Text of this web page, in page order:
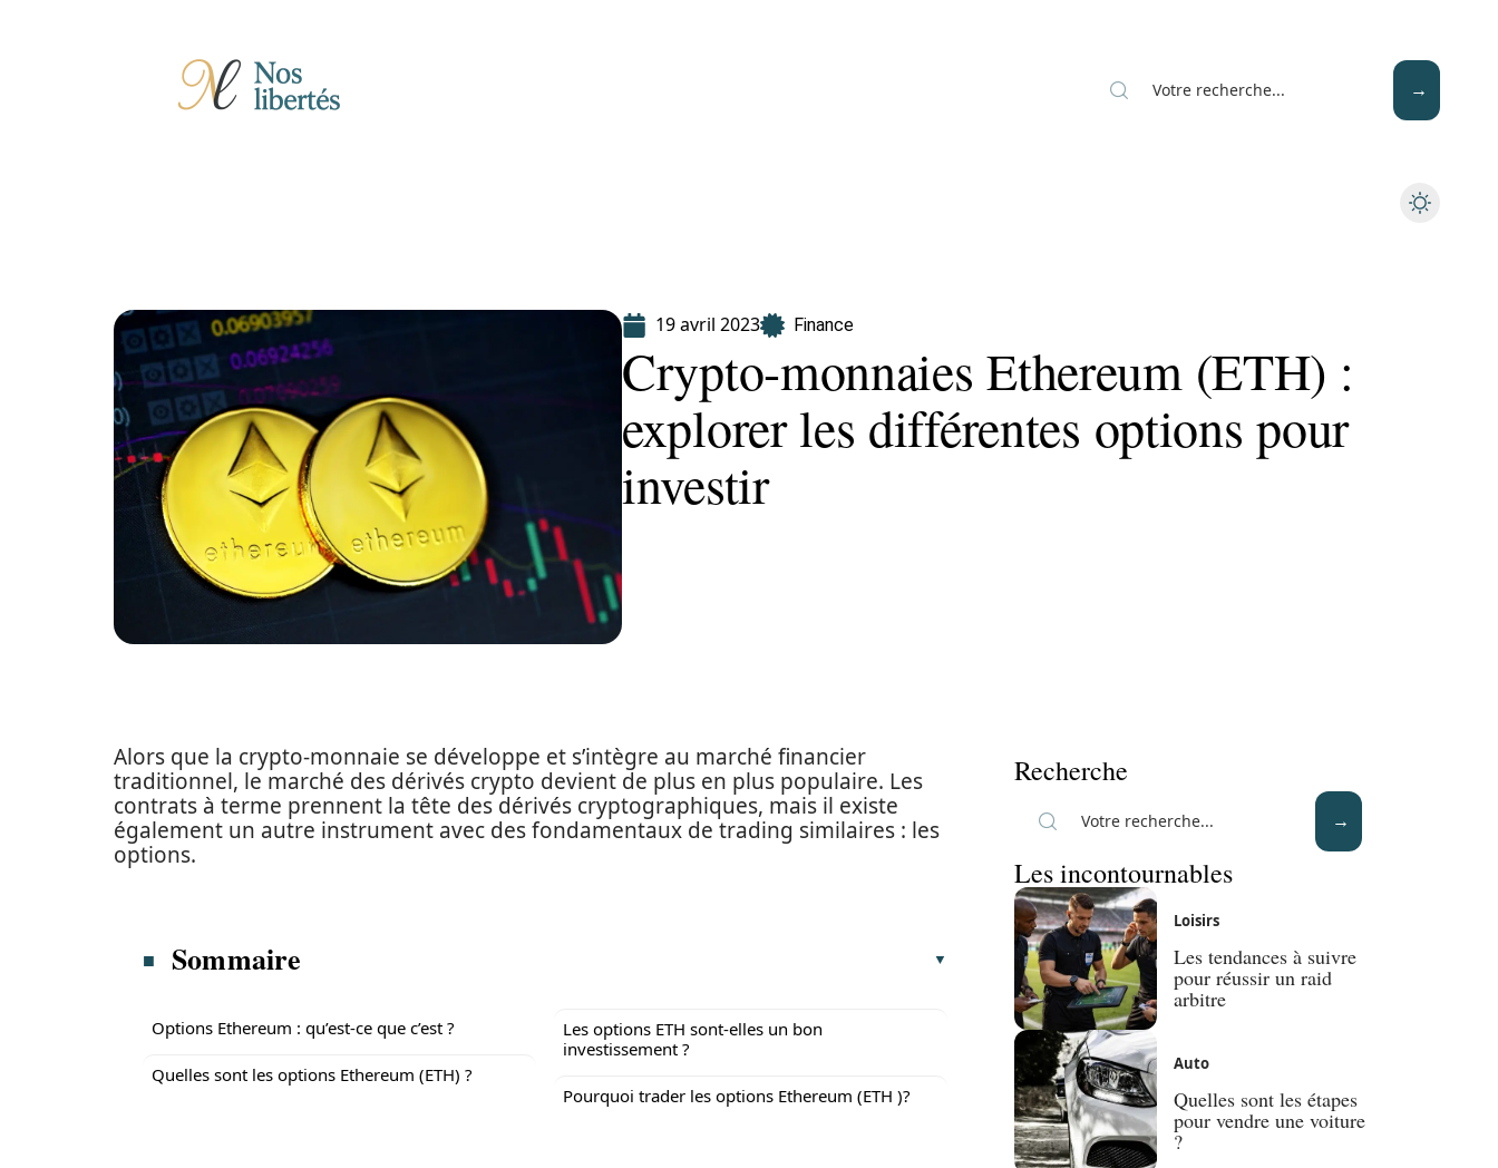
19 avril 2023 Finance
Crypto-monnaies Ethereum (ETH) :
explorer les différentes options pour
investir
Alors que la crypto-monnaie se développe et s’intègre au marché financier
traditionnel, le marché des dérivés crypto devient de plus en plus populaire. Les
contrats à terme prennent la tête des dérivés cryptographiques, mais il existe
également un autre instrument avec des fondamentaux de trading similaires : les
options.
Sommaire
Options Ethereum : qu’est-ce que c’est ?
Quelles sont les options Ethereum (ETH) ?
Les options ETH sont-elles un bon
investissement ?
Pourquoi trader les options Ethereum (ETH )?
Recherche
Les incontournables
Loisirs
Les tendances à suivre
pour réussir un raid
arbitre
Auto
Quelles sont les étapes
pour vendre une voiture
?